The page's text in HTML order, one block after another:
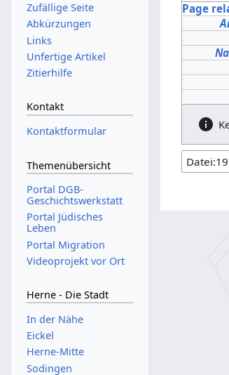
Page
Zufällige Seite
Abkürzungen
Links
Unfertige Artikel
Zitierhilfe
Kontakt
Kontaktformular
Themenübersicht
Portal DGB-
Geschichtswerkstatt
Portal Jüdisches
Leben
Portal Migration
Videoprojekt vor Ort
Herne - Die Stadt
In der Nähe
Eickel
Herne-Mitte
Sodingen